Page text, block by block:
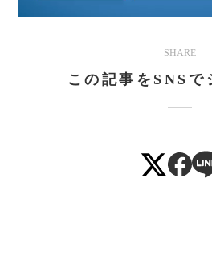
SHARE
この記事をSNSで